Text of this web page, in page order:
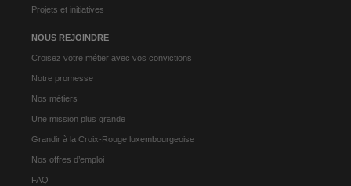
Projets et initiatives
NOUS REJOINDRE
Croisez votre métier avec vos convictions
Notre promesse
Nos métiers
Une mission plus grande
Grandir à la Croix-Rouge luxembourgeoise
Nos offres d’emploi
FAQ